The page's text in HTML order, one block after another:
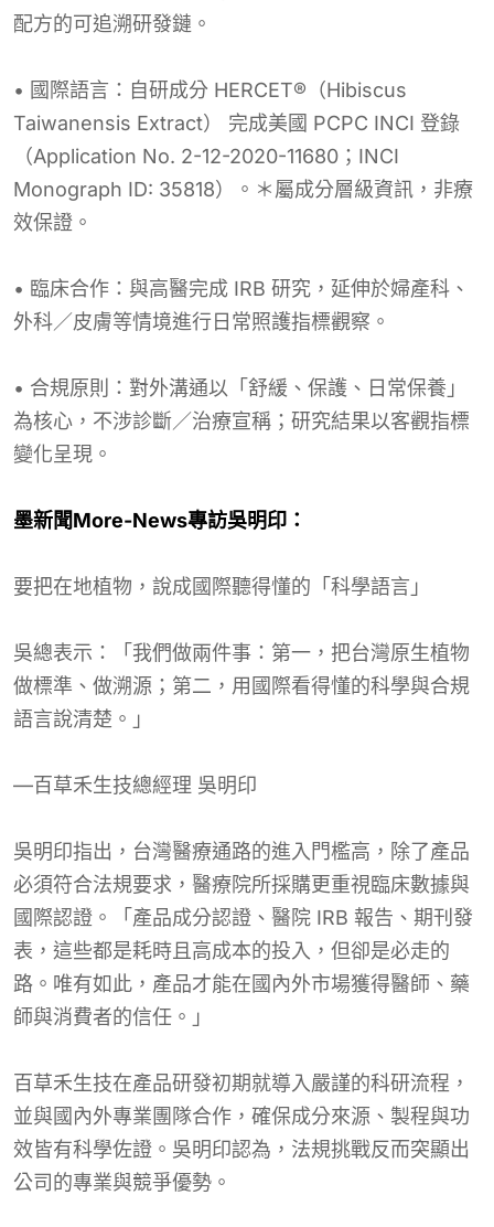
配方的可追溯研發鏈。
• 國際語言：自研成分 HERCET®（Hibiscus
Taiwanensis Extract） 完成美國 PCPC INCI 登錄
（Application No. 2-12-2020-11680；INCI
Monograph ID: 35818）。＊屬成分層級資訊，非療
效保證。
• 臨床合作：與高醫完成 IRB 研究，延伸於婦產科、
外科／皮膚等情境進行日常照護指標觀察。
• 合規原則：對外溝通以「舒緩、保護、日常保養」
為核心，不涉診斷／治療宣稱；研究結果以客觀指標
變化呈現。
墨新聞More-News專訪吳明印：
要把在地植物，說成國際聽得懂的「科學語言」
吳總表示：「我們做兩件事：第一，把台灣原生植物
做標準、做溯源；第二，用國際看得懂的科學與合規
語言說清楚。」
—百草禾生技總經理 吳明印
吳明印指出，台灣醫療通路的進入門檻高，除了產品
必須符合法規要求，醫療院所採購更重視臨床數據與
國際認證。「產品成分認證、醫院 IRB 報告、期刊發
表，這些都是耗時且高成本的投入，但卻是必走的
路。唯有如此，產品才能在國內外市場獲得醫師、藥
師與消費者的信任。」
百草禾生技在產品研發初期就導入嚴謹的科研流程，
並與國內外專業團隊合作，確保成分來源、製程與功
效皆有科學佐證。吳明印認為，法規挑戰反而突顯出
公司的專業與競爭優勢。